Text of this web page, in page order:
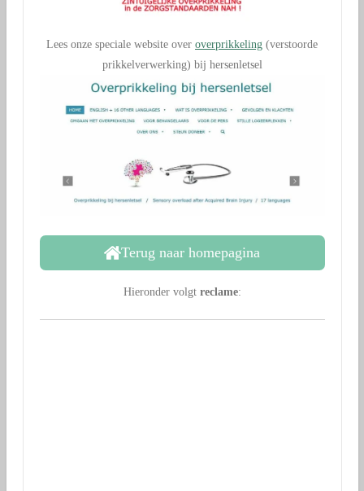
Lees onze speciale website over overprikkeling (verstoorde
prikkelverwerking) bij hersenletsel
Terug naar homepagina
Hieronder volgtreclame: